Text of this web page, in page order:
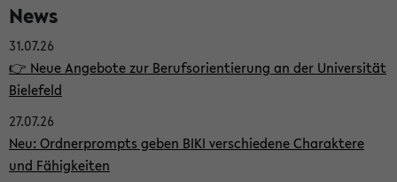
e
i
t
e
n
l
News
31.07.26
👉 Neue Angebote zur Berufsorientierung an der Universität
Bielefeld
27.07.26
Neu: Ordnerprompts geben BIKI verschiedene Charaktere
und Fähigkeiten